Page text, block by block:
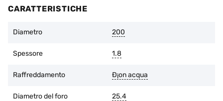
dell'utensile non sono state violate.
dell'altezza iniziale.
acquisto, se l'imballaggio originale è intatto e non ci sono
CARATTERISTICHE
Diametro 200
Spessore 1.8
Raffreddamento Ð¡on acqua
Diametro del foro 25.4